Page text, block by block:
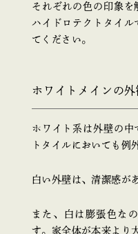
それぞれの色の印象を
ハイドロテクトタイル
てください。
ホワイトメインの外
ホワイト系は外壁の中
トタイルにおいても例
白い外壁は、清潔感が
また、白は膨張色な
す。家全体が本来より